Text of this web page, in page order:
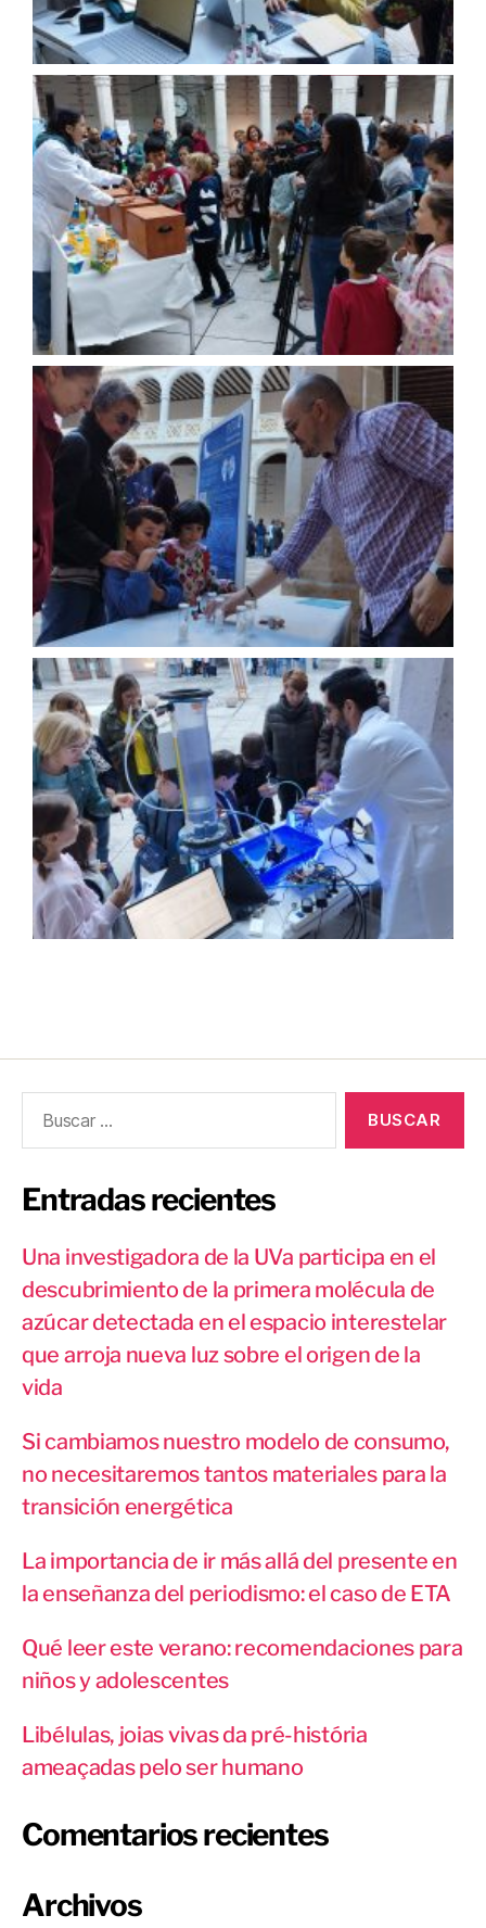
Entradas recientes
Una investigadora de la UVa participa en el
descubrimiento de la primera molécula de
azúcar detectada en el espacio interestelar
que arroja nueva luz sobre el origen de la
vida
Si cambiamos nuestro modelo de consumo,
no necesitaremos tantos materiales para la
transición energética
La importancia de ir más allá del presente en
la enseñanza del periodismo: el caso de ETA
Qué leer este verano: recomendaciones para
niños y adolescentes
Libélulas, joias vivas da pré-história
ameaçadas pelo ser humano
Comentarios recientes
Archivos